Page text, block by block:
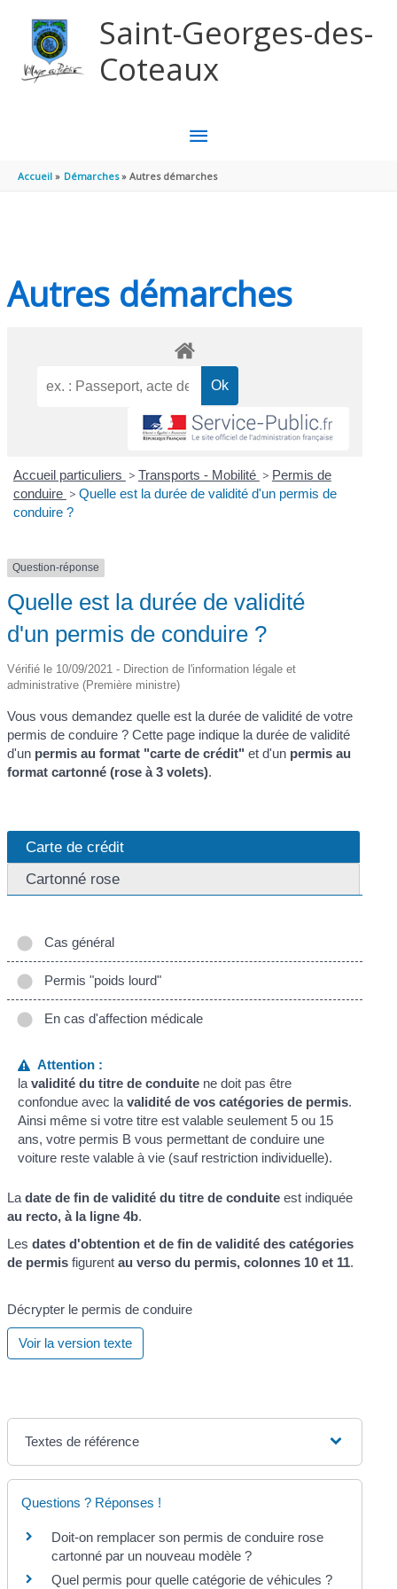
Saint-Georges-des-
Coteaux
MENU
PRINCIPAL
Accueil Démarches Autres démarches
Autres démarches
Accueil particuliers > Transports - Mobilité > Permis de
conduire > Quelle est la durée de validité d'un permis de
conduire ?
Question-réponse
Quelle est la durée de validité
d'un permis de conduire ?
Vérifié le 10/09/2021 - Direction de l'information légale et
administrative (Première ministre)
Vous vous demandez quelle est la durée de validité de votre
permis de conduire ? Cette page indique la durée de validité
d'un permis au format "carte de crédit" et d'un permis au
format cartonné (rose à 3 volets).
Carte de crédit
Cartonné rose
Cas général
Permis "poids lourd"
En cas d'affection médicale
Attention :
la validité du titre de conduitene doit pas être
confondue avec la validité de vos catégories de permis.
Ainsi même si votre titre est valable seulement 5 ou 15
ans, votre permis B vous permettant de conduire une
voiture reste valable à vie (sauf restriction individuelle).
Ladate de fin de validité du titre de conduite est indiquée
au recto, à la ligne 4b.
Lesdates d'obtention et de fin de validité des catégories
de permis figurentau verso du permis, colonnes 10 et 11.
Décrypter le permis de conduire
Voir la version texte
Textes de référence
Questions ? Réponses !
Doit-on remplacer son permis de conduire rose
cartonné par un nouveau modèle ?
Quel permis pour quelle catégorie de véhicules ?